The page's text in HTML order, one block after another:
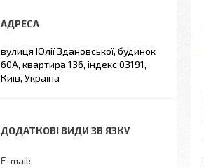
вулиця Юлії Здановської, будинок
60А, квартира 136, індекс 03191,
Київ, Україна